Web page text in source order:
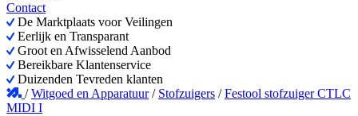
Contact
De Marktplaats voor Veilingen
Eerlijk en Transparant
Groot en Afwisselend Aanbod
Bereikbare Klantenservice
Duizenden Tevreden klanten
/Witgoed en Apparatuur / Stofzuigers /Festool stofzuiger CTLC
MIDI I